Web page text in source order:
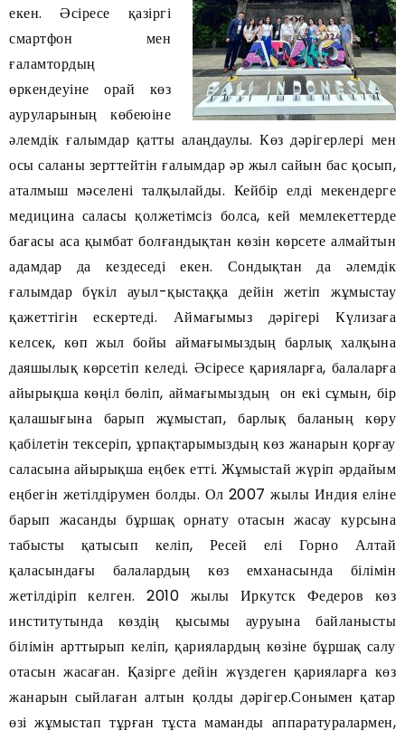
екен. Әсіресе қазіргі
смартфон мен
ғаламтордың
өркендеуіне орай көз
ауруларының көбеюіне
әлемдік ғалымдар қатты алаңдаулы. Көз дәрігерлері мен
осы саланы зерттейтін ғалымдар әр жыл сайын бас қосып,
аталмыш мәселені талқылайды. Кейбір елді мекендерге
медицина саласы қолжетімсіз болса, кей мемлекеттерде
бағасы аса қымбат болғандықтан көзін көрсете алмайтын
адамдар да кездеседі екен. Сондықтан да әлемдік
ғалымдар бүкіл ауыл-қыстаққа дейін жетіп жұмыстау
қажеттігін ескертеді. Аймағымыз дәрігері Күлизаға
келсек, көп жыл бойы аймағымыздың барлық халқына
даяшылық көрсетіп келеді. Әсіресе қарияларға, балаларға
айырықша көңіл бөліп, аймағымыздың он екі сұмын, бір
қалашығына барып жұмыстап, барлық баланың көру
қабілетін тексеріп, ұрпақтарымыздың көз жанарын қорғау
саласына айырықша еңбек етті. Жұмыстай жүріп әрдайым
еңбегін жетілдірумен болды. Ол 2007 жылы Индия еліне
барып жасанды бұршақ орнату отасын жасау курсына
табысты қатысып келіп, Ресей елі Горно Алтай
қаласындағы балалардың көз емханасында білімін
жетілдіріп келген. 2010 жылы Иркутск Федеров көз
институтында көздің қысымы ауруына байланысты
білімін арттырып келіп, қариялардың көзіне бұршақ салу
отасын жасаған. Қазірге дейін жүздеген қарияларға көз
жанарын сыйлаған алтын қолды дәрігер.Сонымен қатар
өзі жұмыстап тұрған тұста маманды аппаратуралармен,